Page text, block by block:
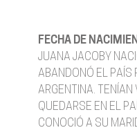
FECHA DE
JUANA JACOBY
ABANDONÓ EL PAÍS
ARGENTINA. TENÍAN
QUEDARSE EN EL
CONOCIÓ A SU